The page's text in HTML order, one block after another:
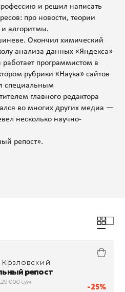
и решил написать
про новости, теории
и алгоритмы.
Окончил химический
анализа данных «Яндекса»
программистом в
рубрики «Наука» сайтов
специальным
главного редактора
во многих других медиа —
несколько научно-
репост».
-25%
репост
000 сум